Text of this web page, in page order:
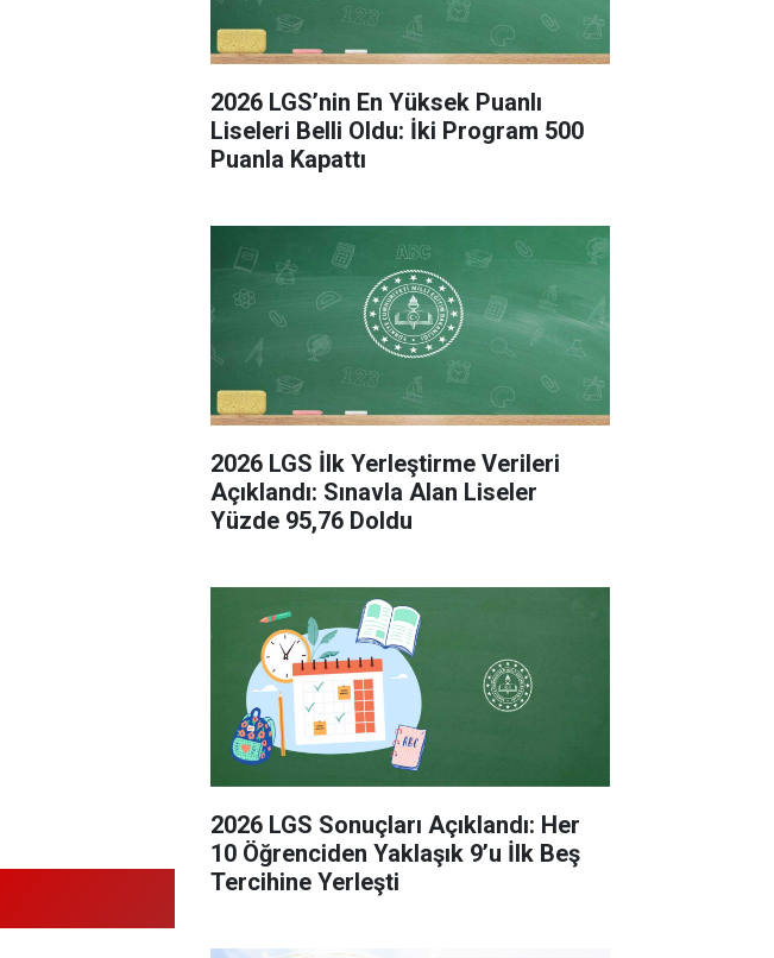
2026 LGS’nin En Yüksek Puanlı
Liseleri Belli Oldu: İki Program 500
Puanla Kapattı
2026 LGS İlk Yerleştirme Verileri
Açıklandı: Sınavla Alan Liseler
Yüzde 95,76 Doldu
2026 LGS Sonuçları Açıklandı: Her
10 Öğrenciden Yaklaşık 9’u İlk Beş
Tercihine Yerleşti